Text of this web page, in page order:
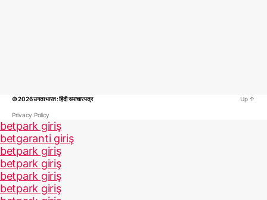
© 2026उगता भारत : हिंदी समाचार पत्र
Privacy Policy
Up ↑
betpark giriş
betgaranti giriş
betpark giriş
betpark giriş
betpark giriş
betpark giriş